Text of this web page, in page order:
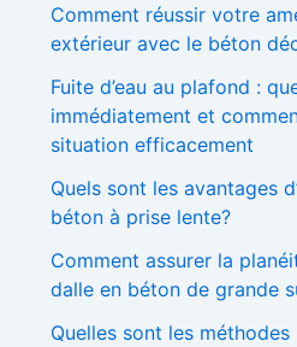
:
Comment réussir votre
extérieur avec le béton
Fuite d’eau au plafond :
immédiatement et
situation efficacement
Quels sont les avantages
béton à prise lente?
Comment assurer la
dalle en béton de grande
Quelles sont les méthodes